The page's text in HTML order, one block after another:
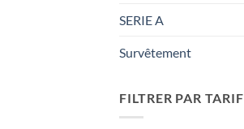
SERIE A
Survêtement
FILTRER PAR TARIF